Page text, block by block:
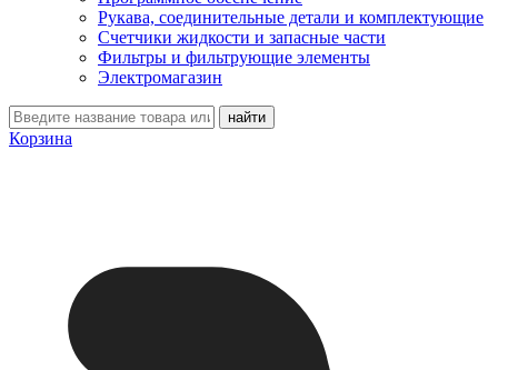
Рукава, соединительные детали и комплектующие
Счетчики жидкости и запасные части
Фильтры и фильтрующие элементы
Электромагазин
Корзина